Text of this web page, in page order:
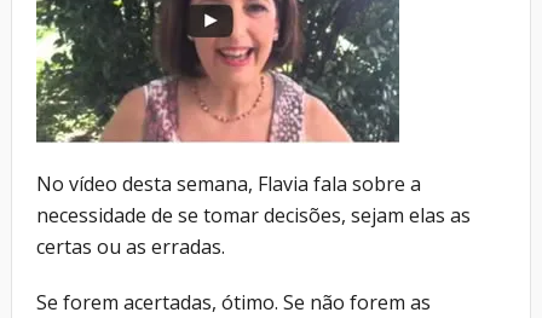
No vídeo desta semana, Flavia fala sobre a
necessidade de se tomar decisões, sejam elas as
certas ou as erradas.
Se forem acertadas, ótimo. Se não forem as